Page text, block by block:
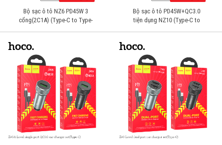
Bộ sạc ô tô NZ6 PD45W 3
cổng(2C1A) (Type-C to Type-
Bộ sạc ô tô PD45W+QC3.0
tiện dụng NZ10 (Type-C to